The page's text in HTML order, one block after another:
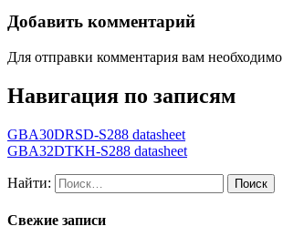
Добавить комментарий
Для отправки комментария вам необходимо
Навигация по записям
GBA30DRSD-S288 datasheet
GBA32DTKH-S288 datasheet
Найти:
Свежие записи